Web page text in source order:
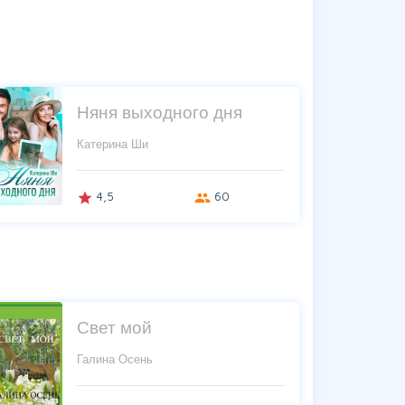
Няня выходного дня
Катерина Ши
grade 4,5 group 60
Свет мой
Галина Осень